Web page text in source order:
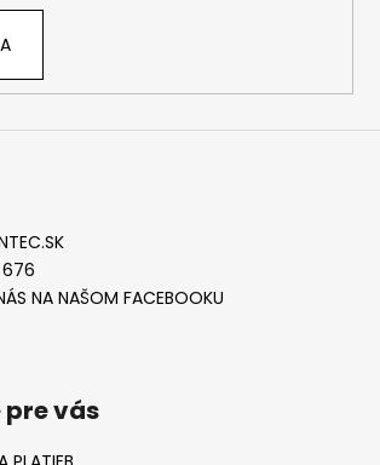
676
NA NAŠOM FACEBOOKU
vás